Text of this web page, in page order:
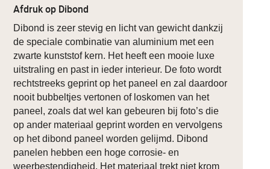
Afdruk op Dibond
Dibond is zeer stevig en licht van gewicht dankzij
de speciale combinatie van aluminium met een
zwarte kunststof kern. Het heeft een mooie luxe
uitstraling en past in ieder interieur. De foto wordt
rechtstreeks geprint op het paneel en zal daardoor
nooit bubbeltjes vertonen of loskomen van het
paneel, zoals dat wel kan gebeuren bij foto’s die
op ander materiaal geprint worden en vervolgens
op het dibond paneel worden gelijmd. Dibond
panelen hebben een hoge corrosie- en
weerbestendigheid. Het materiaal trekt niet krom